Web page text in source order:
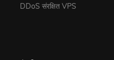
DDoS संरक्षित VPS